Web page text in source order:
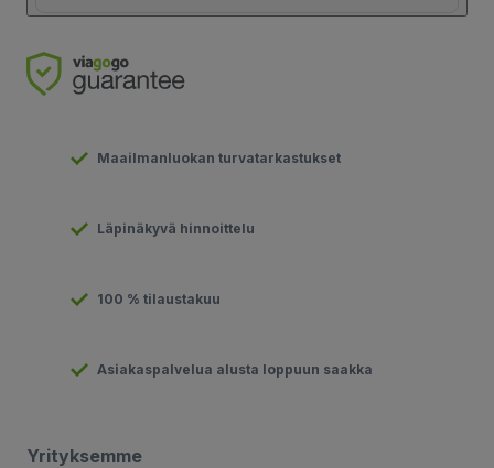
Maailmanluokan turvatarkastukset
Läpinäkyvä hinnoittelu
100 % tilaustakuu
Asiakaspalvelua alusta loppuun saakka
Yrityksemme